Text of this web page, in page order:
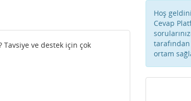
ve destek için çok
Hoş
Cevap
ortam